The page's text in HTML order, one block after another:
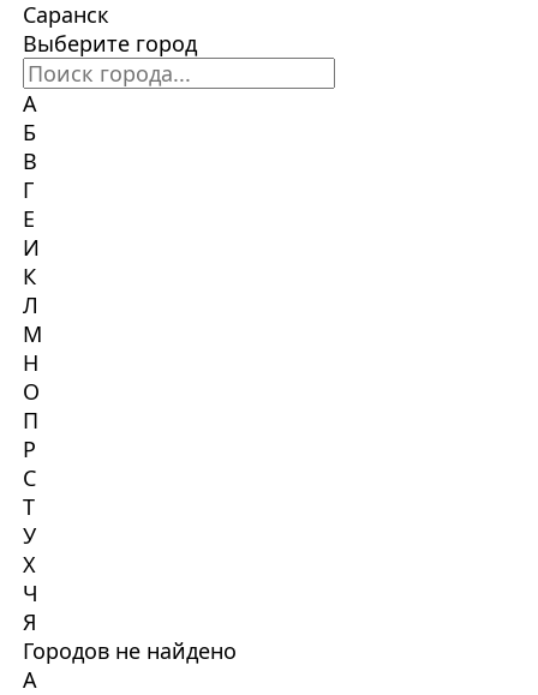
Саранск
Выберите город
А
Б
В
Г
Е
И
К
Л
М
Н
О
П
Р
С
Т
У
Х
Ч
Я
Городов не найдено
А